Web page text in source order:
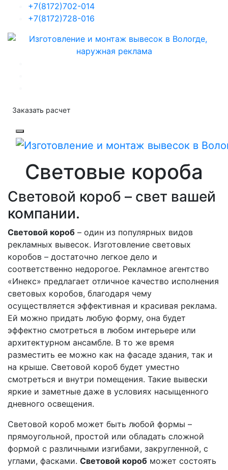
+7(8172)702-014
+7(8172)728-016
Заказать расчет
Световые короба
Световой короб – свет вашей
компании.
Световой короб – один из популярных видов
рекламных вывесок. Изготовление световых
коробов – достаточно легкое дело и
соответственно недорогое. Рекламное агентство
«Инекс» предлагает отличное качество исполнения
световых коробов, благодаря чему
осуществляется эффективная и красивая реклама.
Ей можно придать любую форму, она будет
эффектно смотреться в любом интерьере или
архитектурном ансамбле. В то же время
разместить ее можно как на фасаде здания, так и
на крыше. Световой короб будет уместно
смотреться и внутри помещения. Такие вывески
яркие и заметные даже в условиях насыщенного
дневного освещения.
Световой короб может быть любой формы –
прямоугольной, простой или обладать сложной
формой с различными изгибами, закругленной, с
углами, фасками. Световой короб может состоять